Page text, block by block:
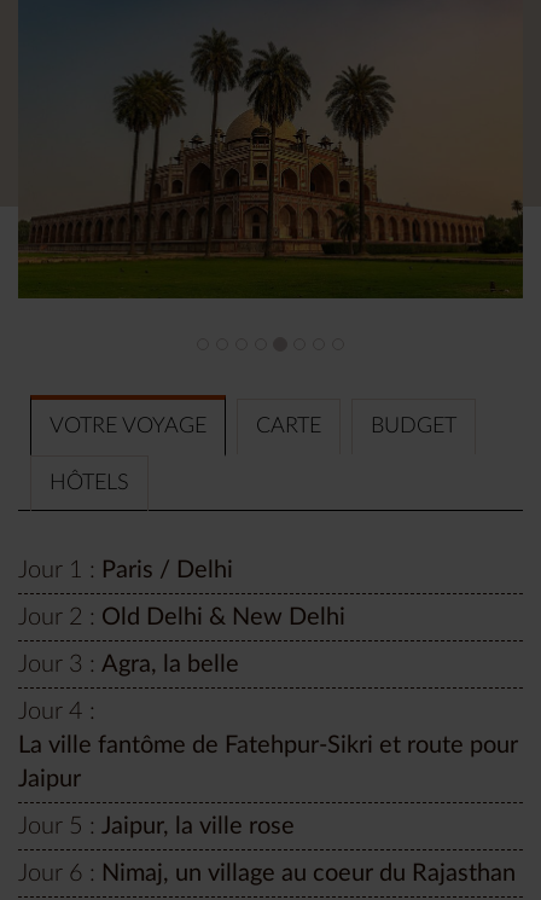
Mondial de l’UNESCO. Vous séjournerez à Jaipur la
rose, et visiterez son Fort d’Amber et son City Palace.
En lisière du grand désert du Thar, vous découvrirez
Jodhpur la bleue, dominée par le fort de Mehrangarh.
Enfin, sur les rives du lac Pichola, la romantique
Udaipur teintée de blanc vous révèlera tous ses
secrets.
Des temples jaïns aux temples hindous, des palais
moghols aux palais rajpouts en passant par des villes
VOTRE VOYAGE CARTE BUDGET
HÔTELS
Jour 1 : Paris / Delhi
Jour 2 : Old Delhi & New Delhi
Jour 3 : Agra, la belle
Jour 4 :
La ville fantôme de Fatehpur-Sikri et route pour
Jaipur
Jour 5 : Jaipur, la ville rose
Jour 6 : Nimaj, un village au coeur du Rajasthan